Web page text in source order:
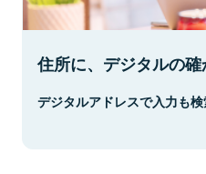
住所に、デジタルの確
デジタルアドレスで入力も検